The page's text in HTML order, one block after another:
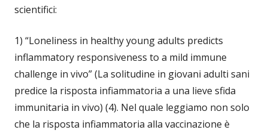
scientifici:
1) “Loneliness in healthy young adults predicts
inflammatory responsiveness to a mild immune
challenge in vivo” (La solitudine in giovani adulti sani
predice la risposta infiammatoria a una lieve sfida
immunitaria in vivo) (4). Nel quale leggiamo non solo
che la risposta infiammatoria alla vaccinazione è